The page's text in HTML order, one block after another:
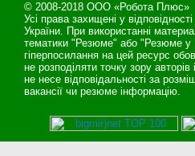
© 2008-2018 ООО «Робота Плюс»
Усі права захищені у
України. При використанні
тематики "Резюме" або "Резюме у
гіперпосилання на цей ресурс
не розподіляти точку зору
не несе відповідальності за
вакансії чи резюме інформацію.